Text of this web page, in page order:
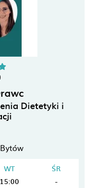
Dietetyki i
Bytów
WT
ŚR
15:00
-